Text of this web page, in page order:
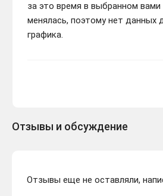
за это время в выбранном вами
менялась, поэтому нет данных
графика.
Отзывы и обсуждение
Отзывы еще не оставляли,